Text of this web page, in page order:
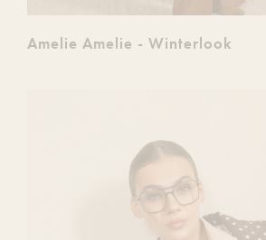
Amelie Amelie - Winterlook